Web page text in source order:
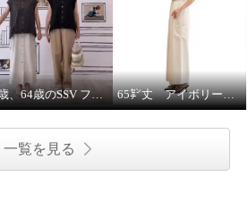
36歳、64歳のSSV フレンチスリーブシャツはジレにもなります。 65㌢丈 アイボリーワイドパンツは、シルエット、履き心地ピカイチ
一覧を見る